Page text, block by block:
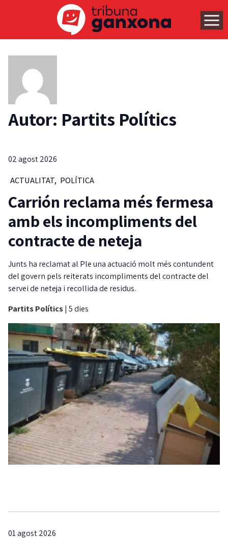
Autor: Partits Polítics
02 agost 2026
ACTUALITAT, POLÍTICA
Carrión reclama més fermesa
amb els incompliments del
contracte de neteja
Junts ha reclamat al Ple una actuació molt més contundent
del govern pels reiterats incompliments del contracte del
servei de neteja i recollida de residus.
Partits Polítics| 5 dies
01 agost 2026